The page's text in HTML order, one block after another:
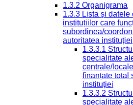
1.3.2 Organigrama
1.3.3 Lista și datele
instituțiilor care
subordinea/
autoritatea instituției
1.3.3.1
specialitate
centrale/
finanțate total
instituției
1.3.3.2
specialitate